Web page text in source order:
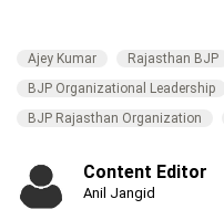
Ajey Kumar Rajasthan BJP
BJP Organizational Leadership
BJP Rajasthan Organization
Content Editor
Anil Jangid